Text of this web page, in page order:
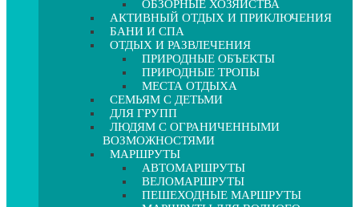
ОБЗОРНЫЕ ХОЗЯЙСТВА
АКТИВНЫЙ ОТДЫХ И ПРИКЛЮЧЕНИЯ
БАНИ И СПА
ОТДЫХ И РАЗВЛЕЧЕНИЯ
ПРИРОДНЫЕ ОБЪЕКТЫ
ПРИРОДНЫЕ ТРОПЫ
МЕСТА ОТДЫХА
СЕМЬЯМ С ДЕТЬМИ
ДЛЯ ГРУПП
ЛЮДЯМ С ОГРАНИЧЕННЫМИ
ВОЗМОЖНОСТЯМИ
МАРШРУТЫ
АВТОМАРШРУТЫ
ВЕЛОМАРШРУТЫ
ПЕШЕХОДНЫЕ МАРШРУТЫ